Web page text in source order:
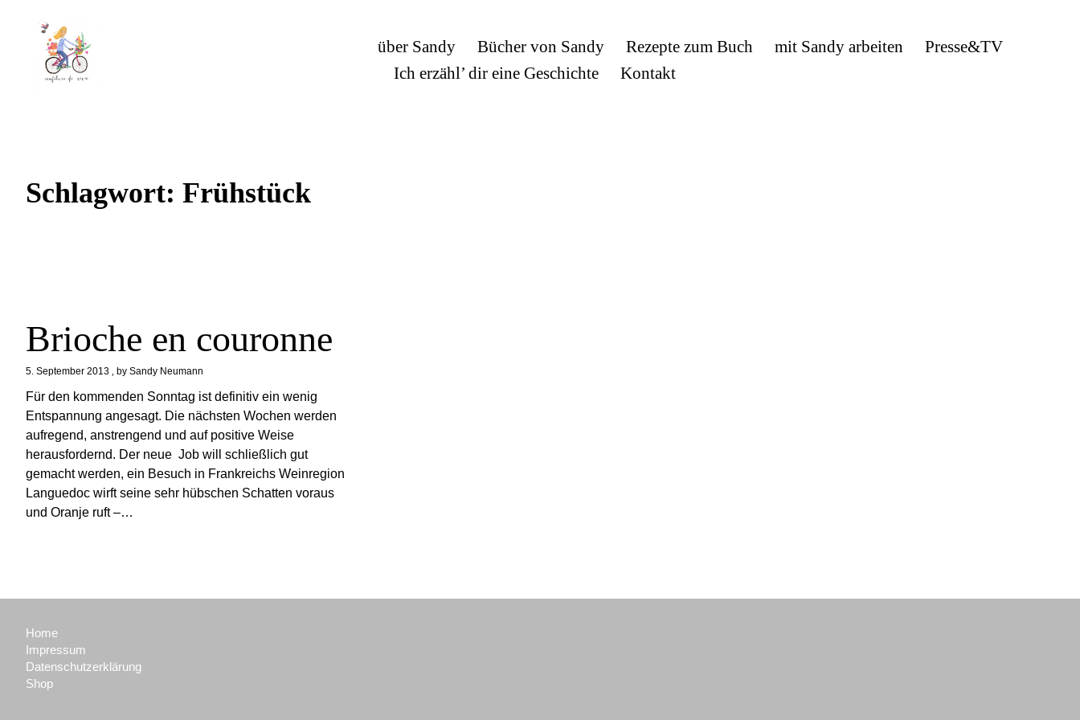
über Sandy Bücher von Sandy Rezepte zum Buch mit Sandy arbeiten
Presse&TV
Ich erzähl’ dir eine Geschichte
Kontakt
Schlagwort:Frühstück
Brioche en couronne
5. September 2013 bySandy Neumann
Für den kommenden Sonntag ist definitiv ein wenig
Entspannung angesagt. Die nächsten Wochen werden
aufregend, anstrengend und auf positive Weise
herausfordernd. Der neue Job will schließlich gut
gemacht werden, ein Besuch in Frankreichs Weinregion
Languedoc wirft seine sehr hübschen Schatten voraus
und Oranje ruft –…
Home
Impressum
Datenschutzerklärung
Shop